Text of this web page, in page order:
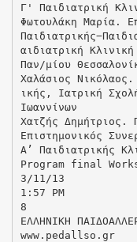
Γ' Παιδιατρική
Φωτουλάκη Μαρία.
αιδιατρική
Παν/μίου
Χαλάσιος
ικής, Ιατρική
Ιωαννίνων
Χατζής Δημήτριος.
Επιστημονικός
Α’ Παιδιατρικής
Program final
3/11/13
1:57 PM
8
ΕΛΛΗΝΙΚΗ
www.pedallso.gr